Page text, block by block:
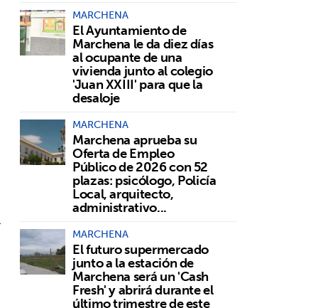
MARCHENA
El Ayuntamiento de
Marchena le da diez días
al ocupante de una
vivienda junto al colegio
'Juan XXIII' para que la
desaloje
MARCHENA
Marchena aprueba su
Oferta de Empleo
Público de 2026 con 52
plazas: psicólogo, Policía
Local, arquitecto,
administrativo...
MARCHENA
El futuro supermercado
junto a la estación de
Marchena será un 'Cash
Fresh' y abrirá durante el
último trimestre de este